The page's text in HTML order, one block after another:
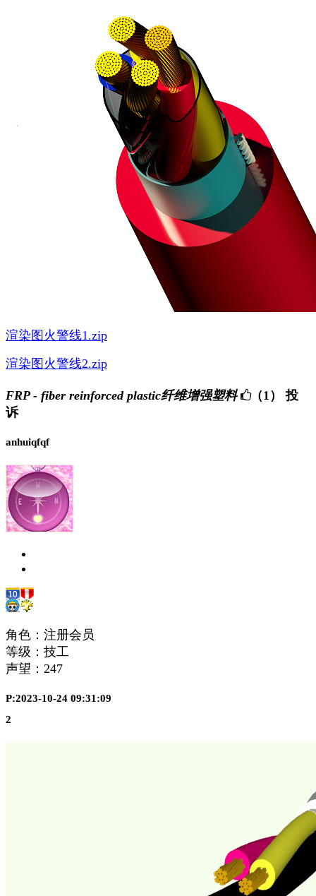
渲染图火警线1.zip
渲染图火警线2.zip
FRP - fiber reinforced plastic纤维增强塑料 （1）
投
诉
anhuiqfqf
角色：注册会员
等级：技工
声望： 247
P:2023-10-24 09:31:09
2